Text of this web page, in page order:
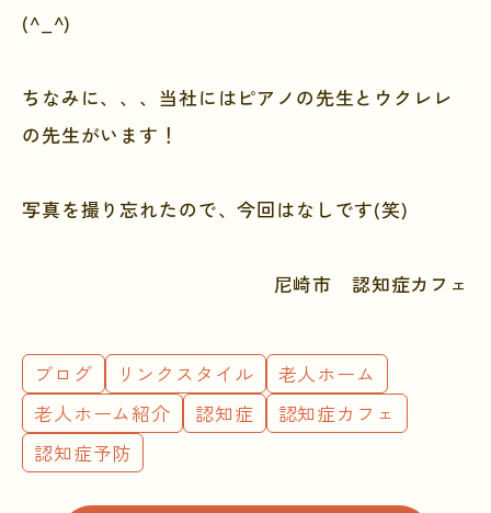
(^_^)
ちなみに、、、当社にはピアノの先生とウクレレ
の先生がいます！
写真を撮り忘れたので、今回はなしです(笑)
尼崎市 認知症カフェ
ブログ リンクスタイル
老人ホーム
老人ホーム紹介
認知症
認知症カフェ
認知症予防